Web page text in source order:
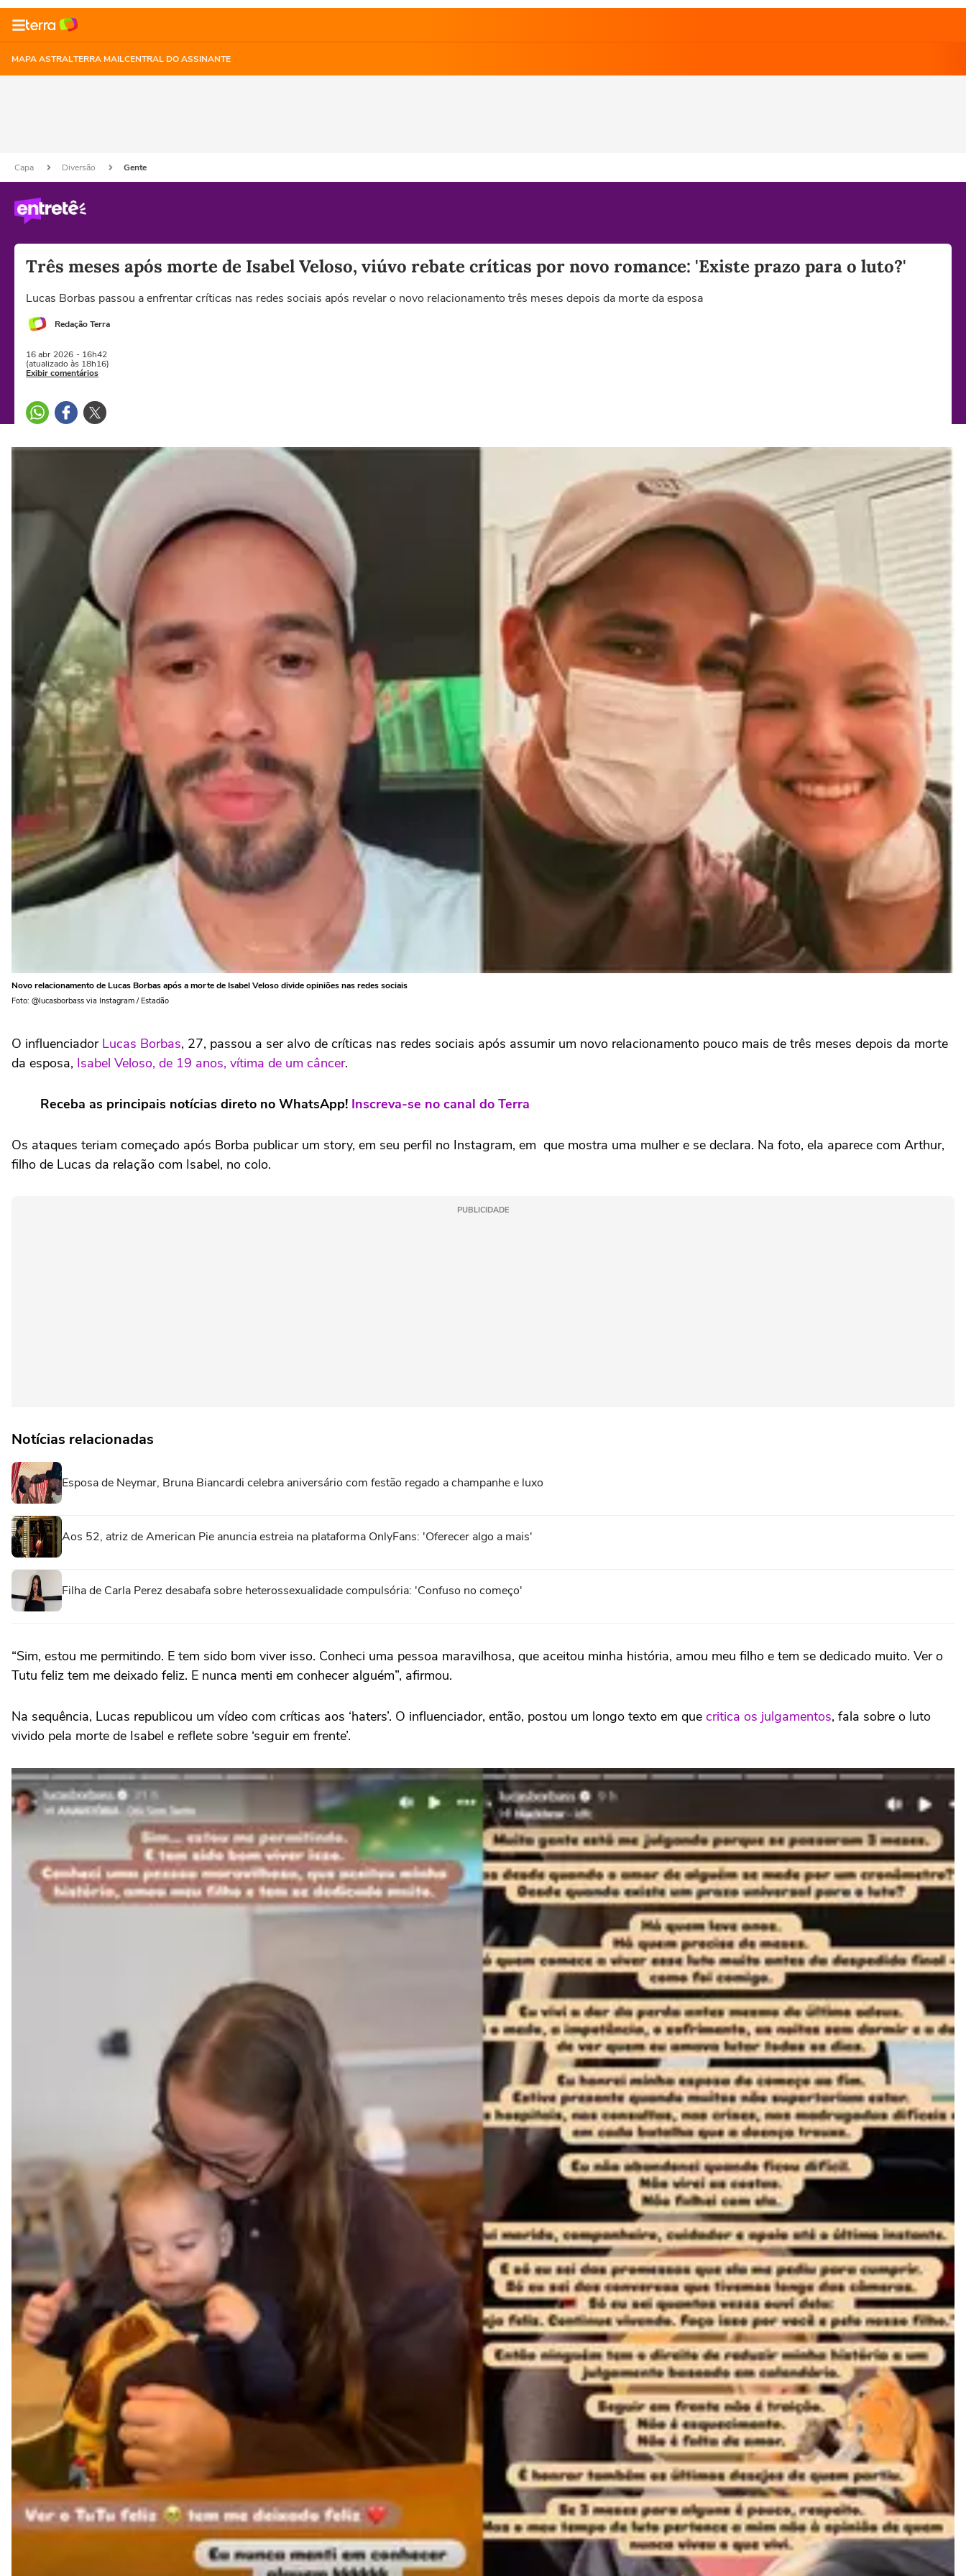
MAPA ASTRALTERRA MAILCENTRAL DO ASSINANTE
Capa Diversão Gente
Três meses após morte de Isabel Veloso, viúvo rebate críticas por novo romance: 'Existe prazo para o luto?'
Lucas Borbas passou a enfrentar críticas nas redes sociais após revelar o novo relacionamento três meses depois da morte da esposa
Redação Terra
16 abr 2026 - 16h42
(atualizado às 18h16)
Exibir comentários
Novo relacionamento de Lucas Borbas após a morte de Isabel Veloso divide opiniões nas redes sociais
Foto: @lucasborbass via Instagram / Estadão
O influenciador Lucas Borbas, 27, passou a ser alvo de críticas nas redes sociais após assumir um novo relacionamento pouco mais de três meses depois da morte
da esposa, Isabel Veloso, de 19 anos, vítima de um câncer.
Receba as principais notícias direto no WhatsApp! Inscreva-se no canal do Terra
Os ataques teriam começado após Borba publicar um story, em seu perfil no Instagram, em que mostra uma mulher e se declara. Na foto, ela aparece com Arthur,
filho de Lucas da relação com Isabel, no colo.
PUBLICIDADE
Notícias relacionadas
Esposa de Neymar, Bruna Biancardi celebra aniversário com festão regado a champanhe e luxo
Aos 52, atriz de American Pie anuncia estreia na plataforma OnlyFans: 'Oferecer algo a mais'
Filha de Carla Perez desabafa sobre heterossexualidade compulsória: 'Confuso no começo'
“Sim, estou me permitindo. E tem sido bom viver isso. Conheci uma pessoa maravilhosa, que aceitou minha história, amou meu filho e tem se dedicado muito. Ver o
Tutu feliz tem me deixado feliz. E nunca menti em conhecer alguém”, afirmou.
Na sequência, Lucas republicou um vídeo com críticas aos ‘haters’. O influenciador, então, postou um longo texto em que critica os julgamentos, fala sobre o luto
vivido pela morte de Isabel e reflete sobre ‘seguir em frente’.